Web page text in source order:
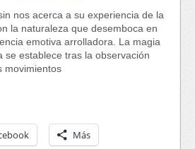
nos acerca a su experiencia de la
la naturaleza que desemboca en
emotiva arrolladora. La magia
se establece tras la observación
movimientos
Más